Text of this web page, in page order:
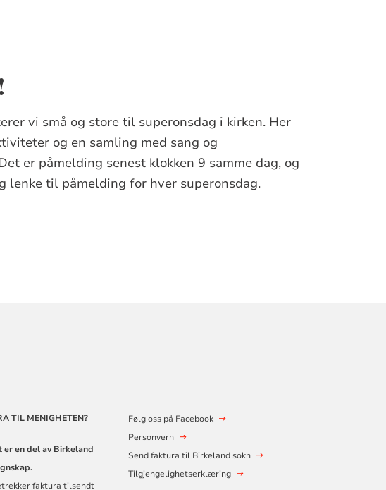
vi små og store til superonsdag i kirken. Her
og en samling med sang og
er påmelding senest klokken 9 samme dag, og
lenke til påmelding for hver superonsdag.
TIL MENIGHETEN?
en del av Birkeland
faktura tilsendt
Følg oss på Facebook
Personvern
Send faktura til Birkeland sokn
Tilgjengelighetserklæring